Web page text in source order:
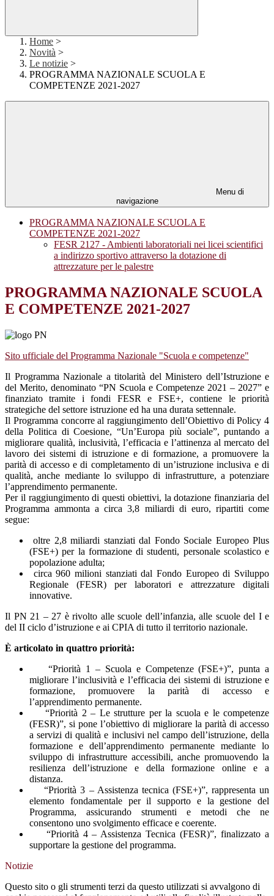
Home >
Novità >
Le notizie >
PROGRAMMA NAZIONALE SCUOLA E
COMPETENZE 2021-2027
Menu di
navigazione
PROGRAMMA NAZIONALE SCUOLA E
COMPETENZE 2021-2027
FESR 2127 - Ambienti laboratoriali nei licei scientifici
a indirizzo sportivo attraverso la dotazione di
attrezzature per le palestre
PROGRAMMA NAZIONALE SCUOLA
E COMPETENZE 2021-2027
Sito ufficiale del Programma Nazionale "Scuola e competenze"
Il Programma Nazionale a titolarità del Ministero dell’Istruzione e
del Merito, denominato “PN Scuola e Competenze 2021 – 2027” e
finanziato tramite i fondi FESR e FSE+, contiene le priorità
strategiche del settore istruzione ed ha una durata settennale.
Il Programma concorre al raggiungimento dell’Obiettivo di Policy 4
della Politica di Coesione, “Un’Europa più sociale”, puntando a
migliorare qualità, inclusività, l’efficacia e l’attinenza al mercato del
lavoro dei sistemi di istruzione e di formazione, a promuovere la
parità di accesso e di completamento di un’istruzione inclusiva e di
qualità, anche mediante lo sviluppo di infrastrutture, a potenziare
l’apprendimento permanente.
Per il raggiungimento di questi obiettivi, la dotazione finanziaria del
Programma ammonta a circa 3,8 miliardi di euro, ripartiti come
segue:
oltre 2,8 miliardi stanziati dal Fondo Sociale Europeo Plus
(FSE+) per la formazione di studenti, personale scolastico e
popolazione adulta;
circa 960 milioni stanziati dal Fondo Europeo di Sviluppo
Regionale (FESR) per laboratori e attrezzature digitali
innovative.
Il PN 21 – 27 è rivolto alle scuole dell’infanzia, alle scuole del I e
del II ciclo d’istruzione e ai CPIA di tutto il territorio nazionale.
È articolato in quattro priorità:
“Priorità 1 – Scuola e Competenze (FSE+)”, punta a
migliorare l’inclusività e l’efficacia dei sistemi di istruzione e
formazione, promuovere la parità di accesso e
l’apprendimento permanente.
“Priorità 2 – Le strutture per la scuola e le competenze
(FESR)”, si pone l’obiettivo di migliorare la parità di accesso
a servizi di qualità e inclusivi nel campo dell’istruzione, della
formazione e dell’apprendimento permanente mediante lo
sviluppo di infrastrutture accessibili, anche promuovendo la
resilienza dell’istruzione e della formazione online e a
distanza.
“Priorità 3 – Assistenza tecnica (FSE+)”, rappresenta un
elemento fondamentale per il supporto e la gestione del
Programma, assicurando strumenti e metodi che ne
consentono uno svolgimento efficace e coerente.
“Priorità 4 – Assistenza Tecnica (FESR)”, finalizzato a
supportare la gestione del programma.
Notizie
Questo sito o gli strumenti terzi da questo utilizzati si avvalgono di